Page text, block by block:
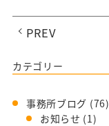
PREV
カテゴリー
事務所ブログ (76)
お知らせ (1)